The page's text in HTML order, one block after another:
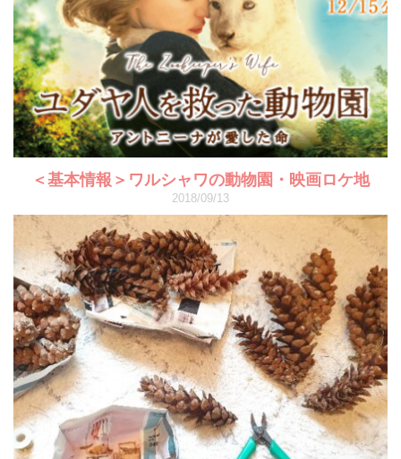
＜基本情報＞ワルシャワの動物園・映画ロケ地
2018/09/13